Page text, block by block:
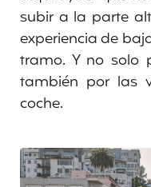
subir a la parte
experiencia de
tramo. Y no solo
también por las
coche.